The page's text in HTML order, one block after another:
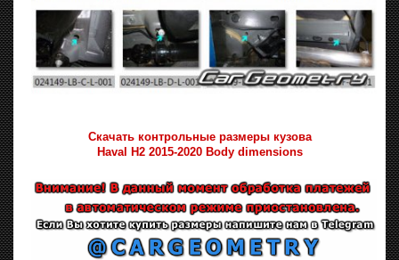
Скачать контрольные размеры кузова
Haval H2 2015-2020 Body dimensions